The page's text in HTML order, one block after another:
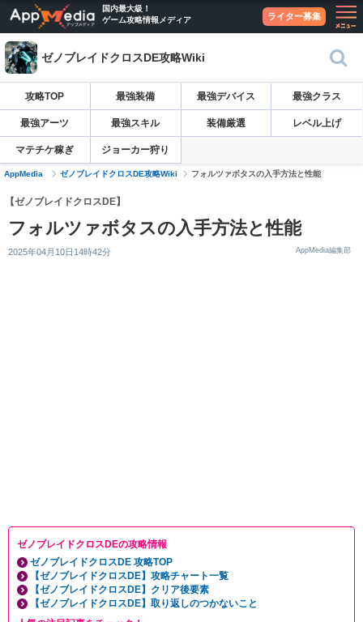
国内最大級！
ゲーム攻略情報メディア
ライター募集
ゼノブレイドクロスDE攻略Wiki
攻略TOP 最強装備 最強デバイス 最強クラス
最強アーツ 最強スキル 装備厳選 レベル上げ
マテチケ稼ぎ ジョーカー狩り
AppMedia ゼノブレイドクロスDE攻略Wiki フォルツァボタスの入手方法と性能
【ゼノブレイドクロスDE】
フォルツァボタスの入手方法と性能
2025年04月10日14時42分 AppMedia編集部
ゼノブレイドクロスDEの攻略情報
ゼノブレイドクロスDE 攻略TOP
【ゼノブレイドクロスDE】攻略チャート一覧
【ゼノブレイドクロスDE】クリア後要素
【ゼノブレイドクロスDE】取り返しのつかないこと